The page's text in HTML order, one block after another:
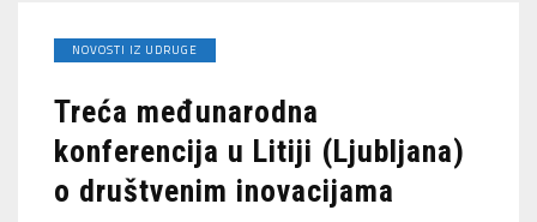
NOVOSTI IZ UDRUGE
Treća međunarodna
konferencija u Litiji (Ljubljana)
o društvenim inovacijama